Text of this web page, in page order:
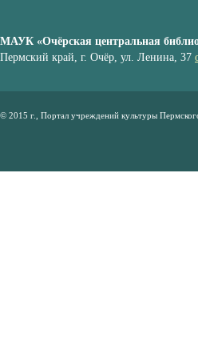
МАУК «Очёрская центральная
Пермский край, г. Очёр, ул. Ленина, 37
© 2015 г., Портал учреждений культуры